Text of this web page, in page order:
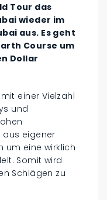
Tour das
wieder im
aus. Es geht
Course um
Dollar
einer Vielzahl
und
aus eigener
um eine wirklich
Somit wird
Schlägen zu